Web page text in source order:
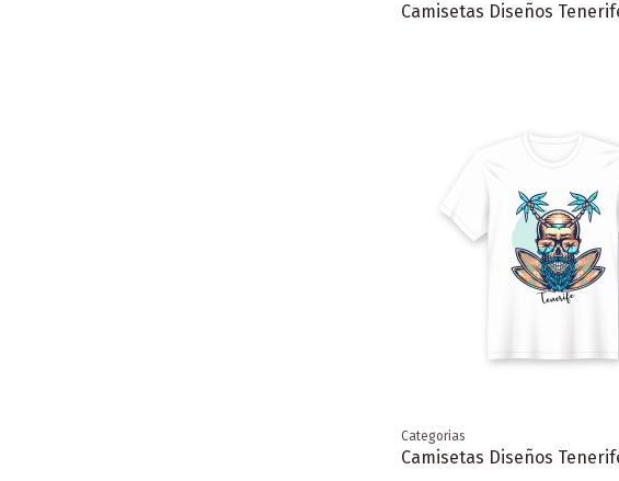
Camisetas Diseños
Categorias
Camisetas Diseños